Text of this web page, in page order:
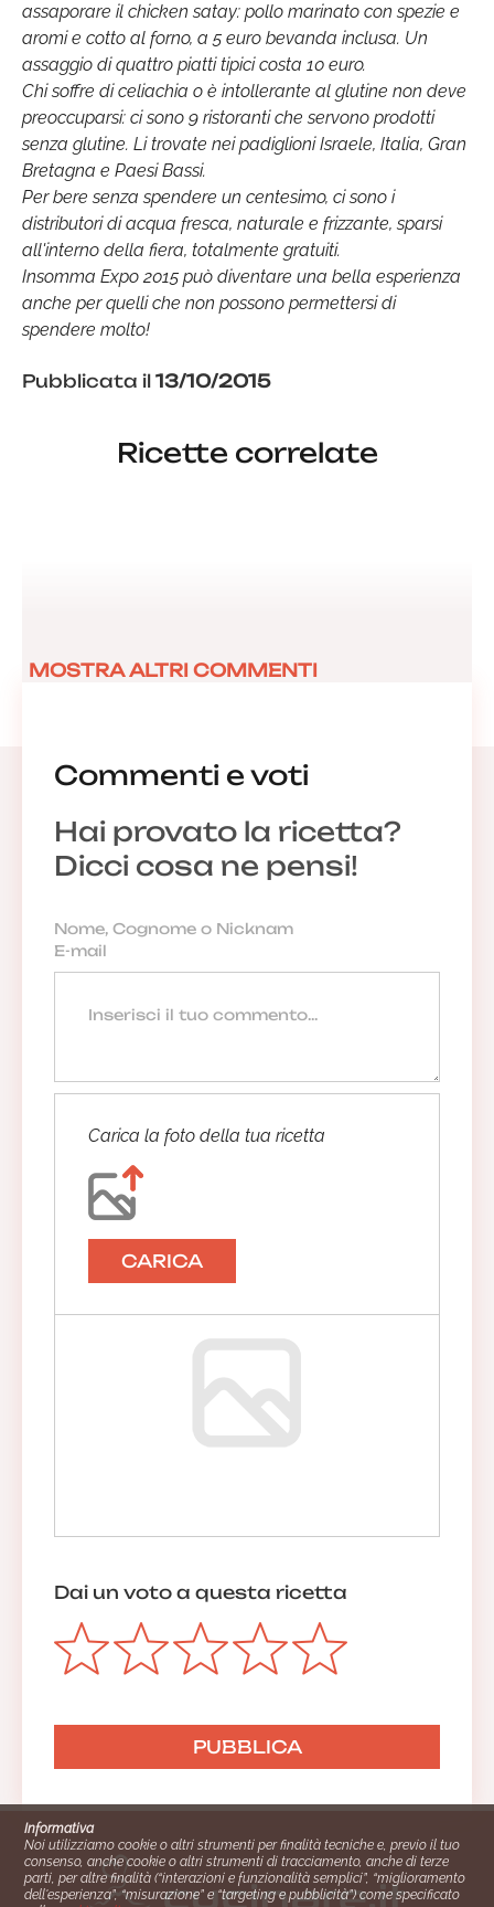
assaporare il chicken satay: pollo marinato con spezie e
aromi e cotto al forno, a 5 euro bevanda inclusa. Un
assaggio di quattro piatti tipici costa 10 euro.
Chi soffre di celiachia o è intollerante al glutine non deve
preoccuparsi: ci sono 9 ristoranti che servono prodotti
senza glutine. Li trovate nei padiglioni Israele, Italia, Gran
Bretagna e Paesi Bassi.
Per bere senza spendere un centesimo, ci sono i
distributori di acqua fresca, naturale e frizzante, sparsi
all'interno della fiera, totalmente gratuiti.
Insomma Expo 2015 può diventare una bella esperienza
anche per quelli che non possono permettersi di
spendere molto!
Pubblicata il 13/10/2015
Ricette correlate
Commenti e voti
Hai provato la ricetta?
Dicci cosa ne pensi!
Carica la foto della tua ricetta
CARICA
Dai un voto a questa ricetta
MOSTRA ALTRI COMMENTI
Informativa
Noi utilizziamo cookie o altri strumenti per finalità tecniche e, previo il tuo
consenso, anche cookie o altri strumenti di tracciamento, anche di terze
parti, per altre finalità (“interazioni e funzionalità semplici”, “miglioramento
dell'esperienza”, “misurazione” e “targeting e pubblicità”) come specificato